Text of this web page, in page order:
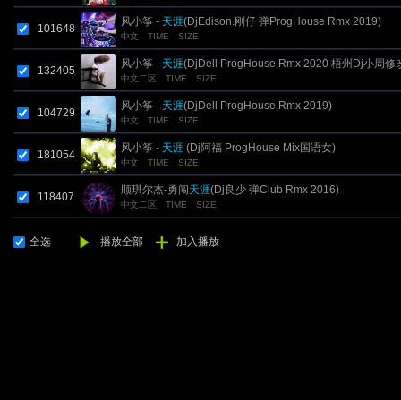
101648
风小筝 - 天涯(DjEdison.刚仔 弹ProgHouse Rmx 2019)
中文 TIME SIZE
132405
风小筝 - 天涯(DjDell ProgHouse Rmx 2020 梧州Dj小周修
中文二区 TIME SIZE
104729
风小筝 - 天涯(DjDell ProgHouse Rmx 2019)
中文 TIME SIZE
181054
风小筝 - 天涯 (Dj阿福 ProgHouse Mix国语女)
中文 TIME SIZE
118407
顺琪尔杰-勇闯 天涯(Dj良少 弹Club Rmx 2016)
中文二区 TIME SIZE
全选 播放全部 加入播放